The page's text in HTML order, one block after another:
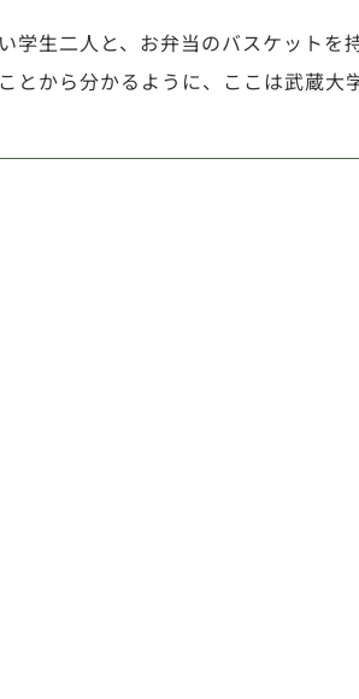
学生二人と、お弁当のバスケット
とから分かるように、ここは武蔵大